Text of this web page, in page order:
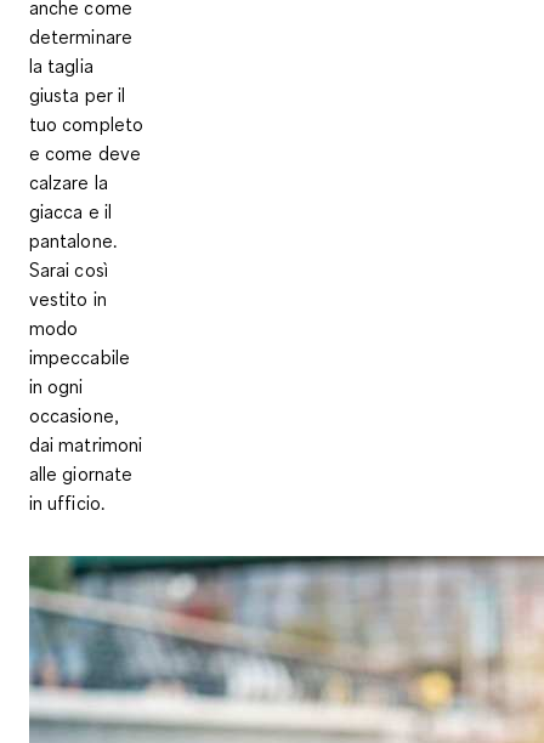
anche come
determinare
la taglia
giusta per il
tuo completo
e come deve
calzare la
giacca e il
pantalone.
Sarai così
vestito in
modo
impeccabile
in ogni
occasione,
dai matrimoni
alle giornate
in ufficio.